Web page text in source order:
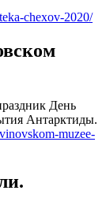
chexov-2020/
День
Антарктиды.
muzee-